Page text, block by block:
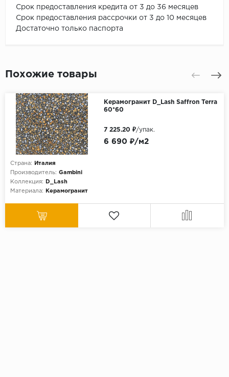
Срок предоставления кредита от 3 до 36 месяцев
Срок предоставления рассрочки от 3 до 10 месяцев
Достаточно только паспорта
Похожие товары
Керамогранит D_Lash Saffron Terra
60*60
Страна:
Италия
Производитель: Gambini
Коллекция:
D_Lash
Материала:
Керамогранит
6 690 ₽/м2
7 225.20 ₽/упак.